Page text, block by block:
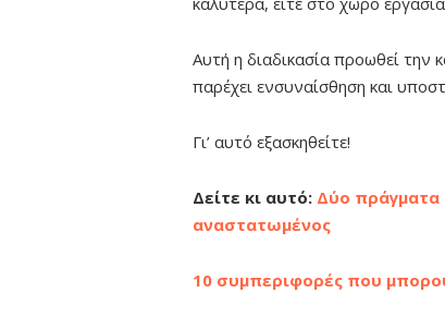
Αυτή η διαδικασία προωθεί την
παρέχει ενσυναίσθηση και
Γι’ αυτό εξασκηθείτε!
Δείτε κι αυτό: Δύο πράγματα
αναστατωμένος
10 συμπεριφορές που